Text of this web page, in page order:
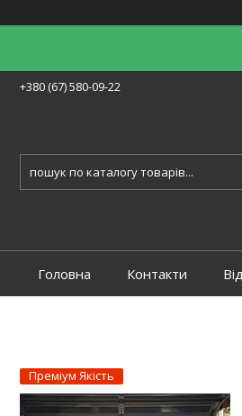
+380 (67) 580-09-22
Головна Контакти
Преміум Якість